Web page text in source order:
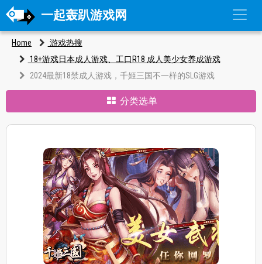
一起轰趴游戏网
Home
游戏热搜
18+游戏日本成人游戏、工口R18 成人美少女养成游戏
2024最新18禁成人游戏，千姬三国不一样的SLG游戏
分类选单